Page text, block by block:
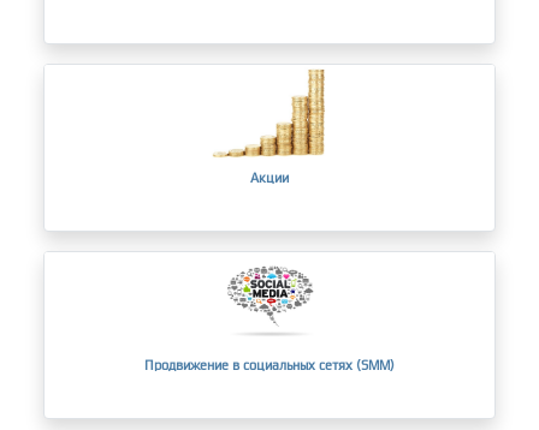
Акции
Продвижение в социальных сетях (SMM)